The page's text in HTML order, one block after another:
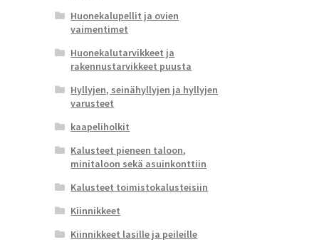
Huonekalupellit ja ovien
vaimentimet
Huonekalutarvikkeet ja
rakennustarvikkeet puusta
Hyllyjen, seinähyllyjen ja hyllyjen
varusteet
kaapeliholkit
Kalusteet pieneen taloon,
minitaloon sekä asuinkonttiin
Kalusteet toimistokalusteisiin
Kiinnikkeet
Kiinnikkeet lasille ja peileille